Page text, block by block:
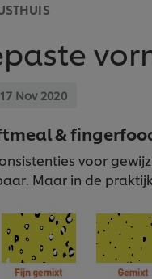
17 Nov 2020
&
voor
Maar in de